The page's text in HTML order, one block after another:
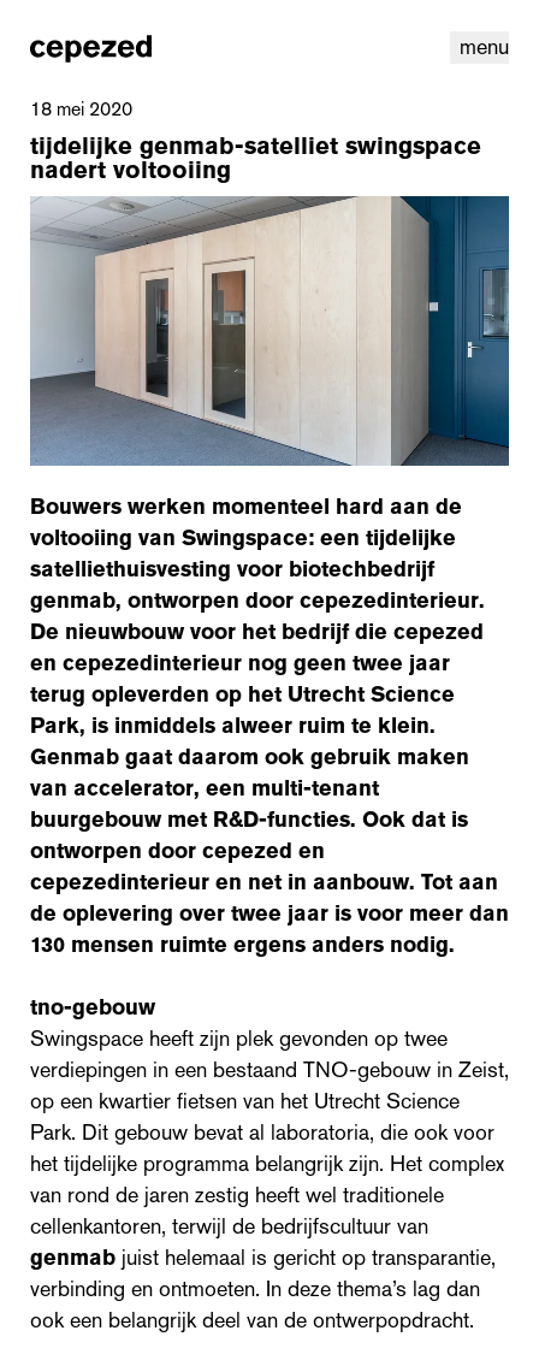
menu
linkedin instagram
18 mei 2020
tijdelijke genmab-satelliet swingspace
nadert voltooiing
Bouwers werken momenteel hard aan de
voltooiing van Swingspace: een tijdelijke
satelliethuisvesting voor biotechbedrijf
genmab, ontworpen door cepezedinterieur.
De nieuwbouw voor het bedrijf die cepezed
en cepezedinterieur nog geen twee jaar
terug opleverden op het Utrecht Science
Park, is inmiddels alweer ruim te klein.
Genmab gaat daarom ook gebruik maken
van accelerator, een multi-tenant
buurgebouw met R&D-functies. Ook dat is
ontworpen door cepezed en
cepezedinterieur en net in aanbouw. Tot aan
de oplevering over twee jaar is voor meer dan
130 mensen ruimte ergens anders nodig.
tno-gebouw
Swingspace heeft zijn plek gevonden op twee
verdiepingen in een bestaand TNO-gebouw in Zeist,
op een kwartier fietsen van het Utrecht Science
Park. Dit gebouw bevat al laboratoria, die ook voor
het tijdelijke programma belangrijk zijn. Het complex
van rond de jaren zestig heeft wel traditionele
cellenkantoren, terwijl de bedrijfscultuur van
genmab juist helemaal is gericht op transparantie,
verbinding en ontmoeten. In deze thema’s lag dan
ook een belangrijk deel van de ontwerpopdracht.